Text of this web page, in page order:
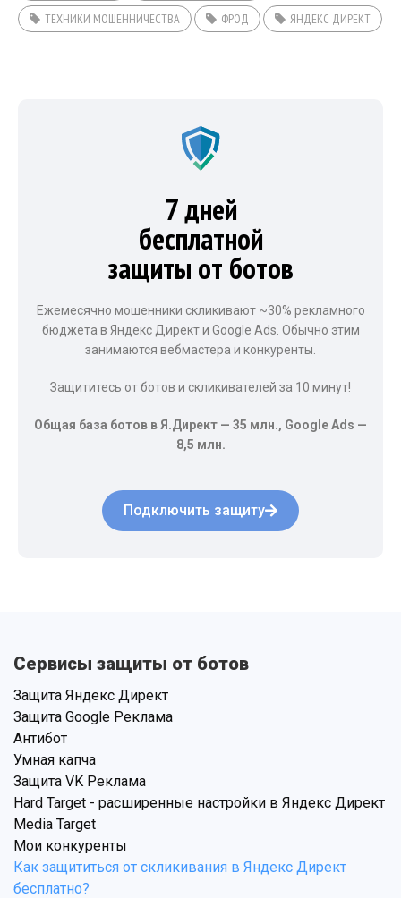
ТЕХНИКИ МОШЕННИЧЕСТВА
ФРОД ЯНДЕКС ДИРЕКТ
7 дней
бесплатной
защиты от ботов
Ежемесячно мошенники скликивают ~30% рекламного
бюджета в Яндекс Директ и Google Ads. Обычно этим
занимаются вебмастера и конкуренты.
Защититесь от ботов и скликивателей за 10 минут!
Общая база ботов в Я.Директ — 35 млн., Google Ads —
8,5 млн.
Подключить защиту
Сервисы защиты от ботов
Защита Яндекс Директ
Защита Google Реклама
Антибот
Умная капча
Защита VK Реклама
Hard Target - расширенные настройки в Яндекс Директ
Media Target
Мои конкуренты
Как защититься от скликивания в Яндекс Директ
бесплатно?